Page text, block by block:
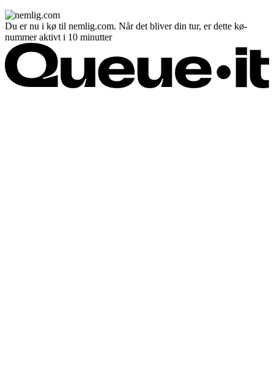
Du er nu i kø til nemlig.com. Når det bliver din tur, er dette kø-
nummer aktivt i 10 minutter